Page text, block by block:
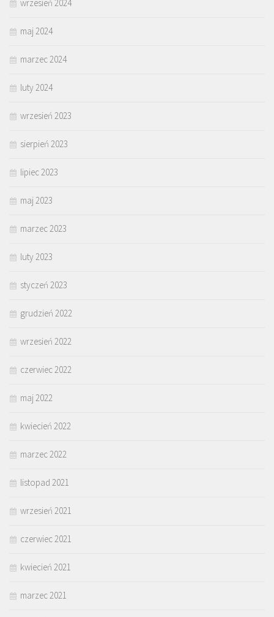
wrzesień 2024
maj 2024
marzec 2024
luty 2024
wrzesień 2023
sierpień 2023
lipiec 2023
maj 2023
marzec 2023
luty 2023
styczeń 2023
grudzień 2022
wrzesień 2022
czerwiec 2022
maj 2022
kwiecień 2022
marzec 2022
listopad 2021
wrzesień 2021
czerwiec 2021
kwiecień 2021
marzec 2021